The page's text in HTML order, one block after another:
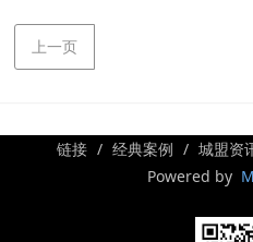
上一页
链接 经典案例 城盟资
Powered by